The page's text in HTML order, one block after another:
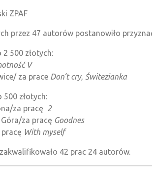
ZPAF
przez 47 autorów postanowiło
2 500 złotych:
V
za prace Don’t cry, Świtezianka
złotych:
za pracę 2
za pracę Goodnes
pracę With myself
42 prac 24 autorów.